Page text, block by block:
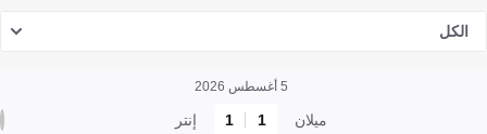
الكل
5 أغسطس 2026
ميلان 1
1 إنتر